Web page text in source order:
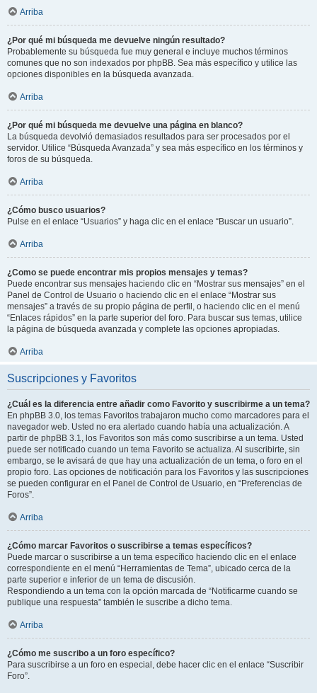
Arriba
¿Por qué mi búsqueda me devuelve ningún resultado?
Probablemente su búsqueda fue muy general e incluye muchos términos
comunes que no son indexados por phpBB. Sea más específico y utilice las
opciones disponibles en la búsqueda avanzada.
Arriba
¿Por qué mi búsqueda me devuelve una página en blanco?
La búsqueda devolvió demasiados resultados para ser procesados por el
servidor. Utilice “Búsqueda Avanzada” y sea más específico en los términos y
foros de su búsqueda.
Arriba
¿Cómo busco usuarios?
Pulse en el enlace “Usuarios” y haga clic en el enlace “Buscar un usuario”.
Arriba
¿Como se puede encontrar mis propios mensajes y temas?
Puede encontrar sus mensajes haciendo clic en “Mostrar sus mensajes” en el
Panel de Control de Usuario o haciendo clic en el enlace “Mostrar sus
mensajes” a través de su propio página de perfil, o haciendo clic en el menú
“Enlaces rápidos” en la parte superior del foro. Para buscar sus temas, utilice
la página de búsqueda avanzada y complete las opciones apropiadas.
Arriba
Suscripciones y Favoritos
¿Cuál es la diferencia entre añadir como Favorito y suscribirme a un tema?
En phpBB 3.0, los temas Favoritos trabajaron mucho como marcadores para el
navegador web. Usted no era alertado cuando había una actualización. A
partir de phpBB 3.1, los Favoritos son más como suscribirse a un tema. Usted
puede ser notificado cuando un tema Favorito se actualiza. Al suscribirte, sin
embargo, se le avisará de que hay una actualización de un tema, o foro en el
propio foro. Las opciones de notificación para los Favoritos y las suscripciones
se pueden configurar en el Panel de Control de Usuario, en “Preferencias de
Foros”.
Arriba
¿Cómo marcar Favoritos o suscribirse a temas específicos?
Puede marcar o suscribirse a un tema específico haciendo clic en el enlace
correspondiente en el menú “Herramientas de Tema”, ubicado cerca de la
parte superior e inferior de un tema de discusión.
Respondiendo a un tema con la opción marcada de “Notificarme cuando se
publique una respuesta” también le suscribe a dicho tema.
Arriba
¿Cómo me suscribo a un foro específico?
Para suscribirse a un foro en especial, debe hacer clic en el enlace “Suscribir
Foro”.